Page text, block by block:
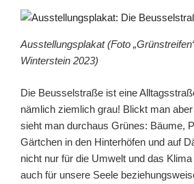
Ausstellungsplakat (Foto
Winterstein 2023)
Die Beusselstraße ist eine
nämlich ziemlich grau! Blickt man
sieht man durchaus Grünes: Bäume,
Gärtchen in den Hinterhöfen und auf
nicht nur für die Umwelt und das
auch für unsere Seele